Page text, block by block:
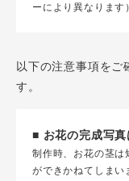
ーにより異なります
以下の注意事項をご
す。
■ お花の完成写
制作時、お花の茎は
ができかねてしまい